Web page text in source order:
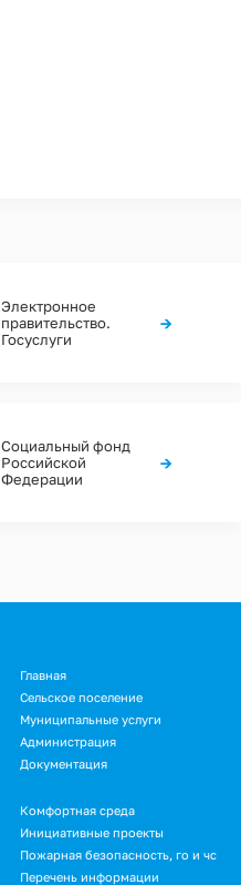
Электронное
правительство.
Госуслуги
→
Социальный фонд
Российской
Федерации
→
Подвал
Главная
Сельское поселение
Муниципальные услуги
Администрация
Документация
Подвал.
Дополнительное
меню
Комфортная среда
Инициативные проекты
Пожарная безопасность, го и чс
Перечень информации